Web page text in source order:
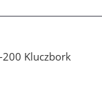
Kluczbork